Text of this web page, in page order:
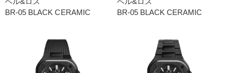
BR-05 BLACK CERAMIC
BR-05 BLACK CERAMIC